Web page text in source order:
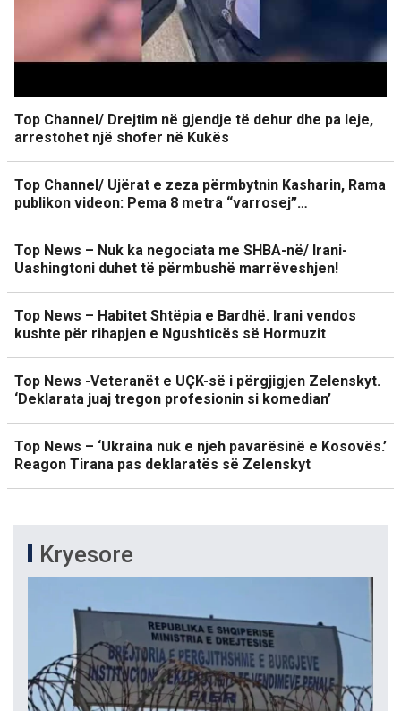
Top Channel/ Drejtim në gjendje të dehur dhe pa leje,
arrestohet një shofer në Kukës
Top Channel/ Ujërat e zeza përmbytnin Kasharin, Rama
publikon videon: Pema 8 metra “varrosej”…
Top News – Nuk ka negociata me SHBA-në/ Irani-
Uashingtoni duhet të përmbushë marrëveshjen!
Top News – Habitet Shtëpia e Bardhë. Irani vendos
kushte për rihapjen e Ngushticës së Hormuzit
Top News -Veteranët e UÇK-së i përgjigjen Zelenskyt.
‘Deklarata juaj tregon profesionin si komedian’
Top News – ‘Ukraina nuk e njeh pavarësinë e Kosovës.’
Reagon Tirana pas deklaratës së Zelenskyt
Kryesore